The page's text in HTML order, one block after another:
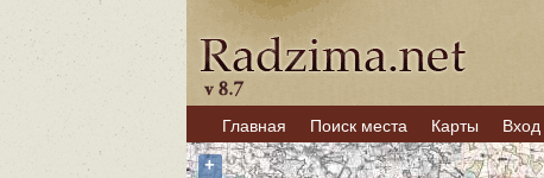
Главная Поиск места Карты Вход
+